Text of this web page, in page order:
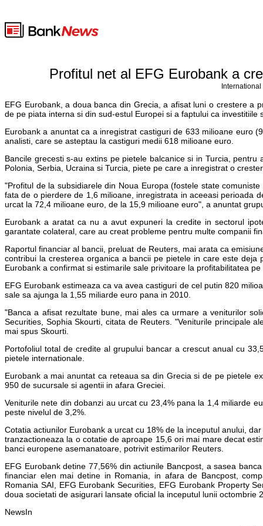
Profitul net al EFG Eurobank a
EFG Eurobank, a doua banca din Grecia, a afisat luni o crestere a
de pe piata interna si din sud-estul Europei si a faptului ca
Eurobank a anuntat ca a inregistrat castiguri de 633 milioane euro
analisti, care se asteptau la castiguri medii 618 milioane euro.
Bancile grecesti s-au extins pe pietele balcanice si in Turcia,
Polonia, Serbia, Ucraina si Turcia, piete pe care a inregistrat o
"Profitul de la subsidiarele din Noua Europa (fostele state
fata de o pierdere de 1,6 milioane, inregistrata in aceeasi perioada
urcat la 72,4 milioane euro, de la 15,9 milioane euro", a anuntat
Eurobank a aratat ca nu a avut expuneri la credite in sectorul
garantate colateral, care au creat probleme pentru multe companii
Raportul financiar al bancii, preluat de Reuters, mai arata ca
contribui la cresterea organica a bancii pe pietele in care este
Eurobank a confirmat si estimarile sale privitoare la profitabilitatea pe
EFG Eurobank estimeaza ca va avea castiguri de cel putin 820
sale sa ajunga la 1,55 miliarde euro pana in 2010.
"Banca a afisat rezultate bune, mai ales ca urmare a veniturilor
Securities, Sophia Skourti, citata de Reuters. "Veniturile principale
mai spus Skourti.
Portofoliul total de credite al grupului bancar a crescut anual cu
pietele internationale.
Eurobank a mai anuntat ca reteaua sa din Grecia si de pe pietele
950 de sucursale si agentii in afara Greciei.
Veniturile nete din dobanzi au urcat cu 23,4% pana la 1,4 miliarde
peste nivelul de 3,2%.
Cotatia actiunilor Eurobank a urcat cu 18% de la inceputul anului,
tranzactioneaza la o cotatie de aproape 15,6 ori mai mare decat
banci europene asemanatoare, potrivit estimarilor Reuters.
EFG Eurobank detine 77,56% din actiunile Bancpost, a sasea
financiar elen mai detine in Romania, in afara de Bancpost,
Romania SAI, EFG Eurobank Securities, EFG Eurobank Property
doua societati de asigurari lansate oficial la inceputul lunii octombrie
NewsIn